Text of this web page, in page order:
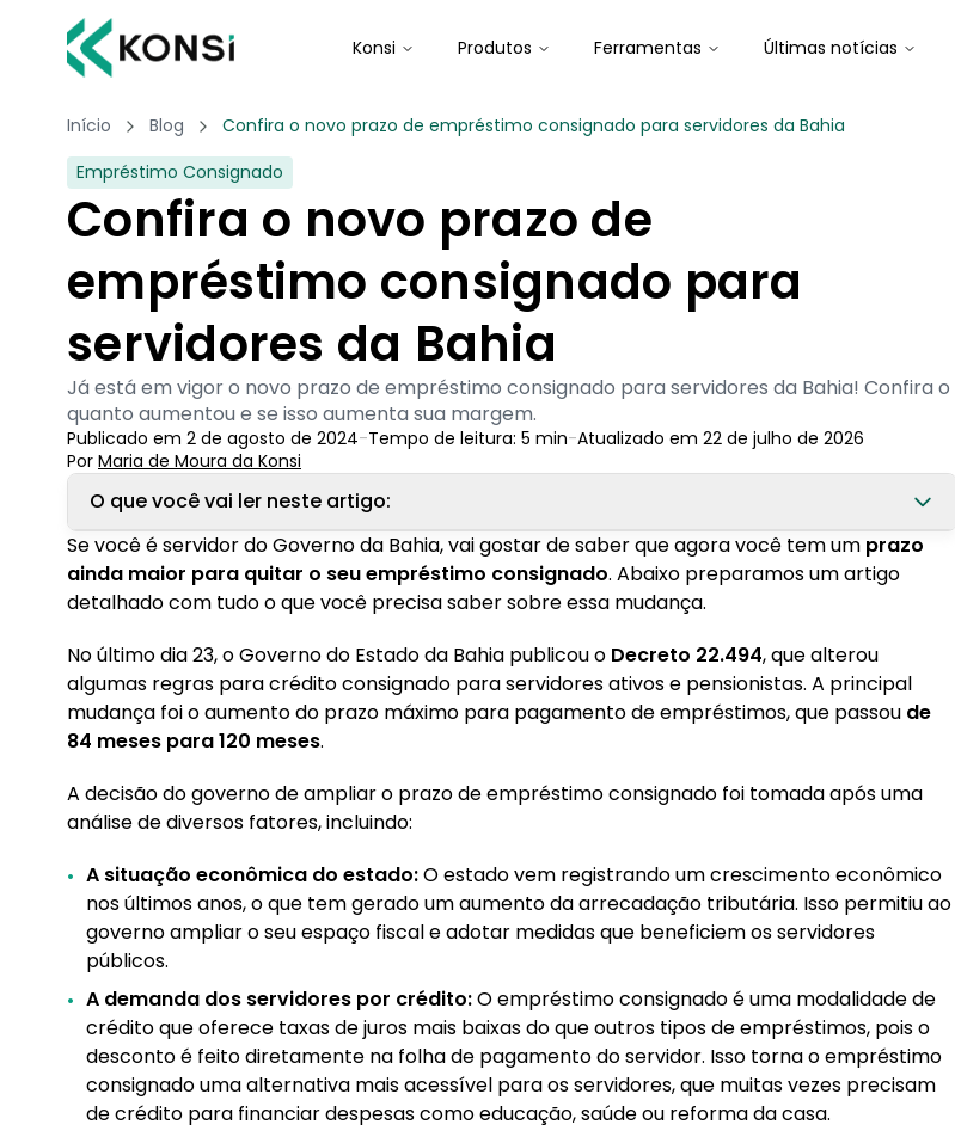
Konsi Produtos Ferramentas Últimas notícias
Início Blog
Confira o novo prazo de empréstimo consignado para servidores da Bahia
Empréstimo Consignado
Confira o novo prazo de
empréstimo consignado para
servidores da Bahia
Já está em vigor o novo prazo de empréstimo consignado para servidores da Bahia! Confira o
quanto aumentou e se isso aumenta sua margem.
Publicado em 2 de agosto de 2024-Tempo de leitura: 5 min-Atualizado em 22 de julho de 2026
Por Maria de Moura da Konsi
O que você vai ler neste artigo:
1. Quem é beneficiado pela decisão?
2. O novo prazo pode aumentar o valor disponível para empréstimos?
3. Vantagens de ter um prazo maior
3.1. Exemplo:
4. Dicas para aproveitar o novo prazo da melhor maneira possível
4.1. Fazer um planejamento financeiro antes de contratar um empréstimo consignado
4.2. Compreender os riscos envolvidos no empréstimo consignado
4.3. Ficar atento às taxas de juros
5. A Konsi te ajuda a fazer um bom planejamento e conseguir as menores taxas!
Se você é servidor do Governo da Bahia, vai gostar de saber que agora você tem um prazo
ainda maior para quitar o seu empréstimo consignado. Abaixo preparamos um artigo
detalhado com tudo o que você precisa saber sobre essa mudança.
No último dia 23, o Governo do Estado da Bahia publicou o Decreto 22.494, que alterou
algumas regras para crédito consignado para servidores ativos e pensionistas. A principal
mudança foi o aumento do prazo máximo para pagamento de empréstimos, que passou de
84 meses para 120 meses.
A decisão do governo de ampliar o prazo de empréstimo consignado foi tomada após uma
análise de diversos fatores, incluindo:
A situação econômica do estado:O estado vem registrando um crescimento econômico
nos últimos anos, o que tem gerado um aumento da arrecadação tributária. Isso permitiu ao
governo ampliar o seu espaço fiscal e adotar medidas que beneficiem os servidores
públicos.
A demanda dos servidores por crédito:O empréstimo consignado é uma modalidade de
crédito que oferece taxas de juros mais baixas do que outros tipos de empréstimos, pois o
desconto é feito diretamente na folha de pagamento do servidor. Isso torna o empréstimo
consignado uma alternativa mais acessível para os servidores, que muitas vezes precisam
de crédito para financiar despesas como educação, saúde ou reforma da casa.